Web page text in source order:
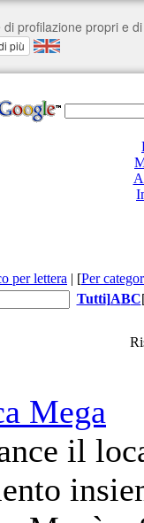
per lettera | [Per
Tutti]ABC
Mega
il